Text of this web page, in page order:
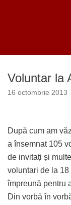
conținut
Voluntar la
16 octombrie 2013
După cum am
a însemnat 105
de invitați și
voluntari de la
împreună pentru
Din vorbă în